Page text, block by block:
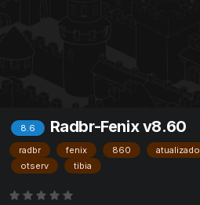
8.6 Radbr-Fenix v8.60
radbr fenix 860 atualizado
otserv
tibia